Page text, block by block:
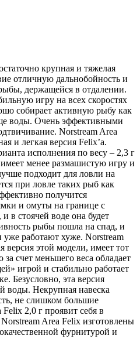
крупная и тяжелая
отличную дальнобойность и
держащейся в отдалении.
игру на всех скоростях
собирает активную рыбу как
воды. Очень эффективными
Norstream Area
и легкая версия Felix’a.
исполнения по весу – 2,3 г
менее размашистую игру и
подходит для ловли на
при ловле таких рыб как
получится
и омуты на границе с
в стоячей воде она будет
рыбы пошла на спад, и
работают хуже. Norstream
версия этой модели, имеет тот
счет меньшего веса обладает
игрой и стабильно работает
Безусловно, эта версия
воды. Некрупная навеска
не слишком большие
2,0 г проявит себя в
Area Felix изготовлены
фурнитурой и